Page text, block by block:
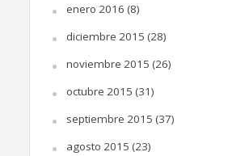
enero 2016 (8)
diciembre 2015 (28)
noviembre 2015 (26)
octubre 2015 (31)
septiembre 2015 (37)
agosto 2015 (23)